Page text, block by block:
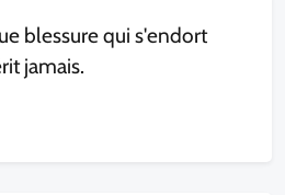
blessure qui s'endort
jamais.